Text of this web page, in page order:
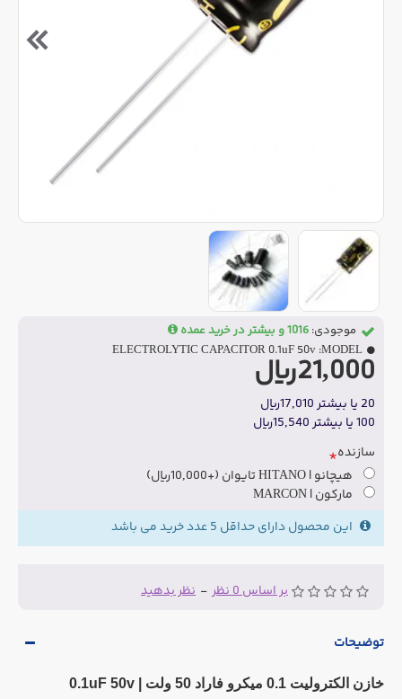
بر اساس 0 نظر - نظر بدهید
21,000ریال
20 یا بیشتر 17,010ریال
100 یا بیشتر 15,540ریال
موجودی: 1016 و بیشتر در خرید عمده
MODEL:
ELECTROLYTIC CAPACITOR 0.1uF 50v
سازنده
هیچانو | HITANO تایوان
(+10,000ریال)
مارکون | MARCON
این محصول دارای حداقل 5 عدد خرید می باشد
توضیحات
خازن الکترولیت 0.1 میکرو فاراد 50 ولت | 0.1uF 50v